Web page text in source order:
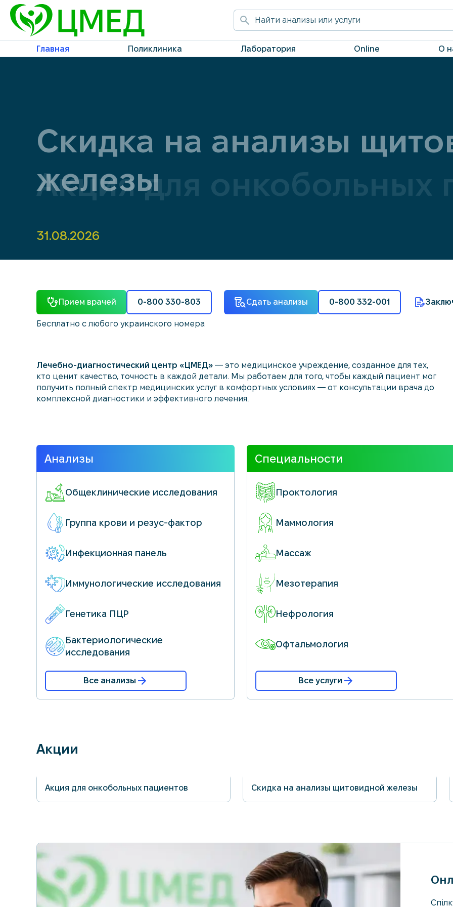
Главная Поликлиника Лаборатория Online О
31.08.2026
Скидка на анализы
железы
31.08.2026
31.08.2026
Прием врачей 0-800 330-803 Сдать анализы 0-800 332-001
Бесплатно с любого украинского номера
Лечебно-диагностический центр «ЦМЕД» — это медицинское учреждение, созданное для тех,
кто ценит качество, точность в каждой детали. Мы работаем для того, чтобы каждый пациент мог
получить полный спектр медицинских услуг в комфортных условиях — от консультации врача до
комплексной диагностики и эффективного лечения.
Анализы
Общеклинические исследования
Группа крови и резус-фактор
Инфекционная панель
Иммунологические исследования
Генетика ПЦР
Бактериологические
исследования
Все анализы
Специальности
Проктология
Маммология
Массаж
Мезотерапия
Нефрология
Офтальмология
Все услуги
Акции
31.08.2026
Акция для онкобольных пациентов 31.08.2026
Скидка на анализы щитовидной железы